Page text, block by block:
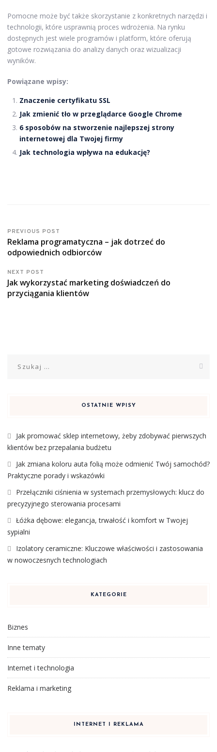
Pomocne może być także skorzystanie z konkretnych narzędzi i
technologii, które usprawnią proces wdrożenia. Na rynku
dostępnych jest wiele programów i platform, które oferują
gotowe rozwiązania do analizy danych oraz wizualizacji
wyników.
Powiązane wpisy:
Znaczenie certyfikatu SSL
Jak zmienić tło w przeglądarce Google Chrome
6 sposobów na stworzenie najlepszej strony
internetowej dla Twojej firmy
Jak technologia wpływa na edukację?
PREVIOUS POST
Reklama programatyczna – jak dotrzeć do
odpowiednich odbiorców
NEXT POST
Jak wykorzystać marketing doświadczeń do
przyciągania klientów
OSTATNIE WPISY
Jak promować sklep internetowy, żeby zdobywać pierwszych
klientów bez przepalania budżetu
Jak zmiana koloru auta folią może odmienić Twój samochód?
Praktyczne porady i wskazówki
Przełączniki ciśnienia w systemach przemysłowych: klucz do
precyzyjnego sterowania procesami
Łóżka dębowe: elegancja, trwałość i komfort w Twojej
sypialni
Izolatory ceramiczne: Kluczowe właściwości i zastosowania
w nowoczesnych technologiach
KATEGORIE
Biznes
Inne tematy
Internet i technologia
Reklama i marketing
INTERNET I REKLAMA